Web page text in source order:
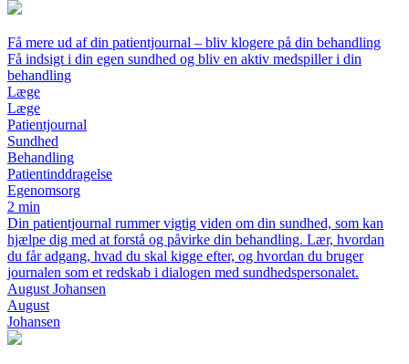
Få mere ud af din patientjournal – bliv klogere på din behandling
Få indsigt i din egen sundhed og bliv en aktiv medspiller i din
behandling
Læge
Læge
Patientjournal
Sundhed
Behandling
Patientinddragelse
Egenomsorg
2 min
Din patientjournal rummer vigtig viden om din sundhed, som kan
hjælpe dig med at forstå og påvirke din behandling. Lær, hvordan
du får adgang, hvad du skal kigge efter, og hvordan du bruger
journalen som et redskab i dialogen med sundhedspersonalet.
August Johansen
August
Johansen